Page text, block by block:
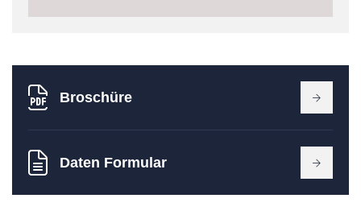
Broschüre
Daten Formular